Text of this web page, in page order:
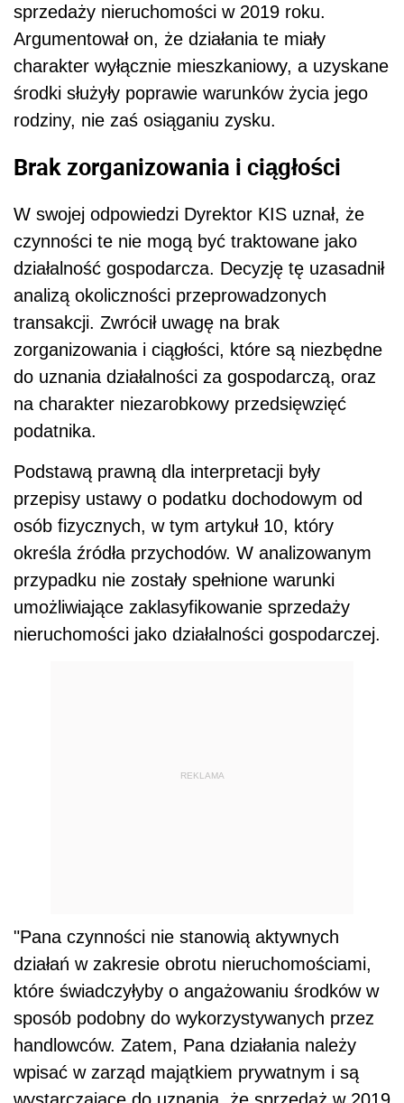
sprzedaży nieruchomości w 2019 roku.
Argumentował on, że działania te miały
charakter wyłącznie mieszkaniowy, a uzyskane
środki służyły poprawie warunków życia jego
rodziny, nie zaś osiąganiu zysku.
Brak zorganizowania i ciągłości
W swojej odpowiedzi Dyrektor KIS uznał, że
czynności te nie mogą być traktowane jako
działalność gospodarcza. Decyzję tę uzasadnił
analizą okoliczności przeprowadzonych
transakcji. Zwrócił uwagę na brak
zorganizowania i ciągłości, które są niezbędne
do uznania działalności za gospodarczą, oraz
na charakter niezarobkowy przedsięwzięć
podatnika.
Podstawą prawną dla interpretacji były
przepisy ustawy o podatku dochodowym od
osób fizycznych, w tym artykuł 10, który
określa źródła przychodów. W analizowanym
przypadku nie zostały spełnione warunki
umożliwiające zaklasyfikowanie sprzedaży
nieruchomości jako działalności gospodarczej.
REKLAMA
"Pana czynności nie stanowią aktywnych
działań w zakresie obrotu nieruchomościami,
które świadczyłyby o angażowaniu środków w
sposób podobny do wykorzystywanych przez
handlowców. Zatem, Pana działania należy
wpisać w zarząd majątkiem prywatnym i są